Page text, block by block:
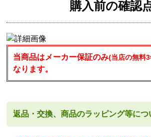
購入前の確認
当商品はメーカー保証のみ(当店の無料
なります。
返品・交換、商品のラッピング等につ